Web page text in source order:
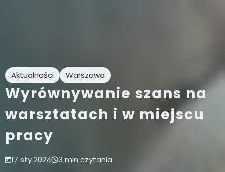
Aktualności Warszawa
Wyrównywanie szans na
warsztatach i w miejscu
pracy
17 sty 2024 3 min czytania